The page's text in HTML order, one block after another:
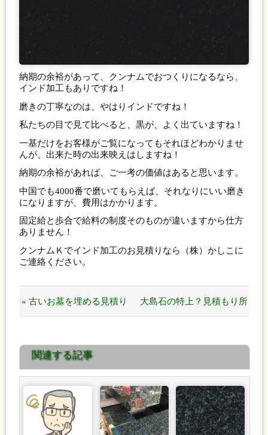
納期の余裕があって、クンナムでおつくりになるなら、
インド加工もありですね！
磨きの丁寧なのは、やはりインドですね！
私たちの目で見て比べると、黒が、よく出ていますね！
一基だけをお客様がご覧になってもそれほどわかりませ
んが、出来た時の出来映えはしますね！
納期の余裕があれば、ご一考の価値はあると思います。
中国でも4000番で磨いてもらえば、それなりにいい磨き
になりますが、費用はかかります。
固定給と歩合で給料の制度そのものが違いますから仕方
ありません！
クンナムＫでインド加工のお見積りなら（株）かしこに
ご連絡ください。
« 古いお墓を埋める見積り
よ！
大島石の特上？見積もり所
関連する記事